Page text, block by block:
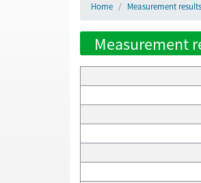
Home Measurement results
Measurement